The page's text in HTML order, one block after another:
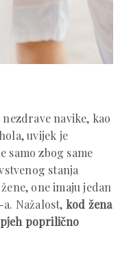
navike, kao
uvijek je
samo zbog same
stanja
one imaju jedan
Nažalost, kod žena
poprilično